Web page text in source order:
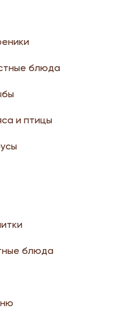
блюда
и птицы
блюда